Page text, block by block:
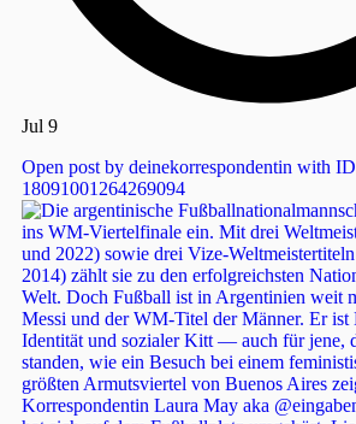
Jul 9
Open post by deinekorrespondentin with ID
18091001264269094